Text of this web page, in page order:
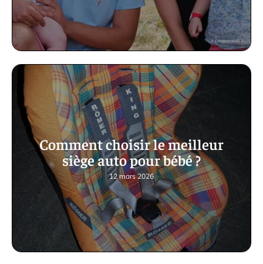
Comment choisir le meilleur
siège auto pour bébé ?
12 mars 2026